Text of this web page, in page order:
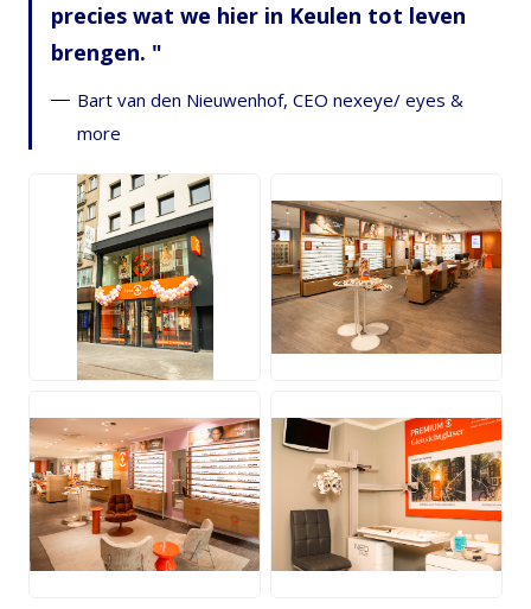
precies wat we hier in Keulen tot leven
brengen.
Bart van den Nieuwenhof, CEO nexeye/ eyes &
more
JPG JPG
JPG JPG